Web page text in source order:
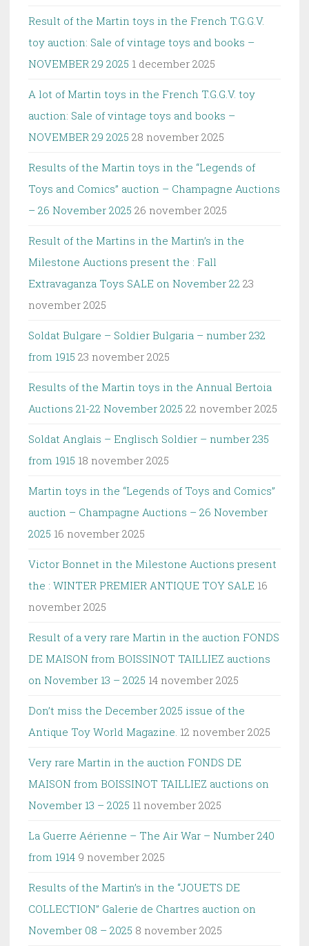
Result of the Martin toys in the French T.G.G.V.
toy auction: Sale of vintage toys and books –
NOVEMBER 29 2025 1 december 2025
A lot of Martin toys in the French T.G.G.V. toy
auction: Sale of vintage toys and books –
NOVEMBER 29 2025 28 november 2025
Results of the Martin toys in the “Legends of
Toys and Comics” auction – Champagne Auctions
– 26 November 2025 26 november 2025
Result of the Martins in the Martin’s in the
Milestone Auctions present the : Fall
Extravaganza Toys SALE on November 22 23
november 2025
Soldat Bulgare – Soldier Bulgaria – number 232
from 1915 23 november 2025
Results of the Martin toys in the Annual Bertoia
Auctions 21-22 November 2025 22 november 2025
Soldat Anglais – Englisch Soldier – number 235
from 1915 18 november 2025
Martin toys in the “Legends of Toys and Comics”
auction – Champagne Auctions – 26 November
2025 16 november 2025
Victor Bonnet in the Milestone Auctions present
the : WINTER PREMIER ANTIQUE TOY SALE 16
november 2025
Result of a very rare Martin in the auction FONDS
DE MAISON from BOISSINOT TAILLIEZ auctions
on November 13 – 2025 14 november 2025
Don’t miss the December 2025 issue of the
Antique Toy World Magazine. 12 november 2025
Very rare Martin in the auction FONDS DE
MAISON from BOISSINOT TAILLIEZ auctions on
November 13 – 2025 11 november 2025
La Guerre Aérienne – The Air War – Number 240
from 1914 9 november 2025
Results of the Martin’s in the “JOUETS DE
COLLECTION” Galerie de Chartres auction on
November 08 – 2025 8 november 2025